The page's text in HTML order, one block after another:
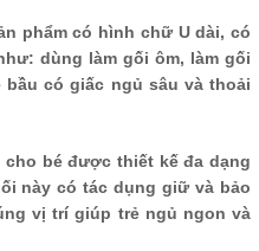
phẩm có hình chữ U dài, có
dùng làm gối ôm, làm gối
có giấc ngủ sâu và thoải
bé được thiết kế đa dạng
này có tác dụng giữ và bảo
vị trí giúp trẻ ngủ ngon và